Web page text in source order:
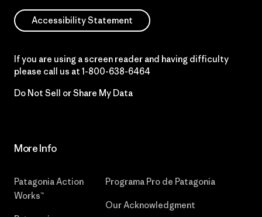
Accessibility Statement
If you are using a screen reader and having difficulty
please call us at 1-800-638-6464
Do Not Sell or Share My Data
More Info
Patagonia Action
Works™
Programa Pro de Patagonia
Our Acknowledgment